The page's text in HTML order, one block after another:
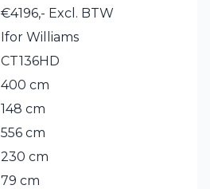
€4196,- Excl. BTW
Ifor Williams
CT136HD
400 cm
148 cm
556 cm
230 cm
79 cm